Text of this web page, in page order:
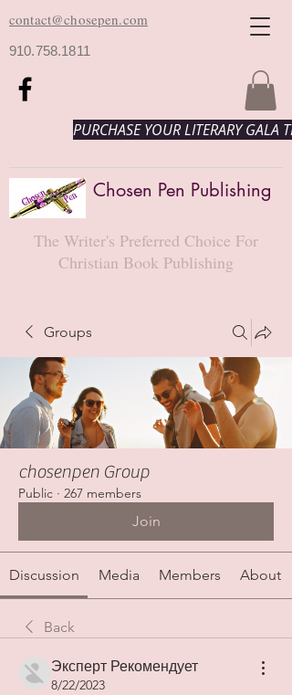
contact@chosepen.com
910.758.1811
PURCHASE YOUR LITERARY GALA
Chosen Pen Publishing
The Writer's Preferred Choice For
Christian Book Publishing
Groups
chosenpen Group
Public · 267 members
Join
Discussion Media Members About
Back
Эксперт Рекомендует
8/22/2023